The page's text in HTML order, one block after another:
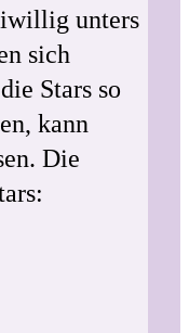
unters
sich
Stars so
kann
Die